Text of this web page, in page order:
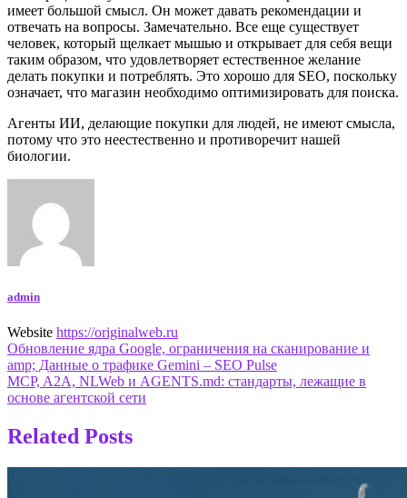
имеет большой смысл. Он может давать рекомендации и
отвечать на вопросы. Замечательно. Все еще существует
человек, который щелкает мышью и открывает для себя вещи
таким образом, что удовлетворяет естественное желание
делать покупки и потреблять. Это хорошо для SEO, поскольку
означает, что магазин необходимо оптимизировать для поиска.
Агенты ИИ, делающие покупки для людей, не имеют смысла,
потому что это неестественно и противоречит нашей
биологии.
admin
Website https://originalweb.ru
Навигация
по
записям
Обновление ядра Google, ограничения на сканирование и
amp; Данные о трафике Gemini – SEO Pulse
MCP, A2A, NLWeb и AGENTS.md: стандарты, лежащие в
основе агентской сети
Related Posts